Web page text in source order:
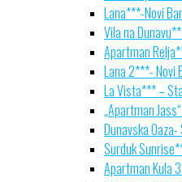
Lana***-Novi
Vila na
Apartman
Lana 2***- Novi
La Vista*** –
„Apartman
Dunavska
Surduk
Apartman Kula